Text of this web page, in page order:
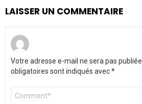
LAISSER UN COMMENTAIRE
Votre adresse e-mail ne sera pas publiée.
obligatoires sont indiqués avec*
Commentaire